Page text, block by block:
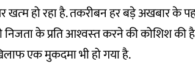
खत्‍म हो रहा है. तकरीबन हर बड़े अखबार के
के प्रति आश्‍वस्‍त करने की कोशिश की
एक मुकदमा भी हो गया है.